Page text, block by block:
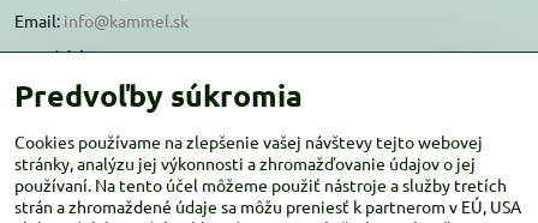
Email: info@kammel.sk
Prevádzka:
Administratívna budova PD Melčice
Otváracie hodiny:PO-ŠT 8:00 - 16:00
PIA-NE Zatvorené
Predvoľby súkromia
Cookies používame na zlepšenie vašej návštevy tejto webovej
stránky, analýzu jej výkonnosti a zhromažďovanie údajov o jej
používaní. Na tento účel môžeme použiť nástroje a služby tretích
strán a zhromaždené údaje sa môžu preniesť k partnerom v EÚ, USA